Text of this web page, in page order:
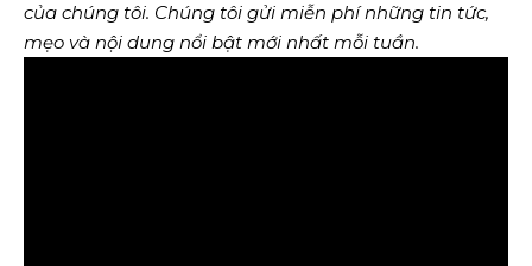
của chúng tôi. Chúng tôi gửi miễn phí những tin tức,
mẹo và nội dung nổi bật mới nhất mỗi tuần.